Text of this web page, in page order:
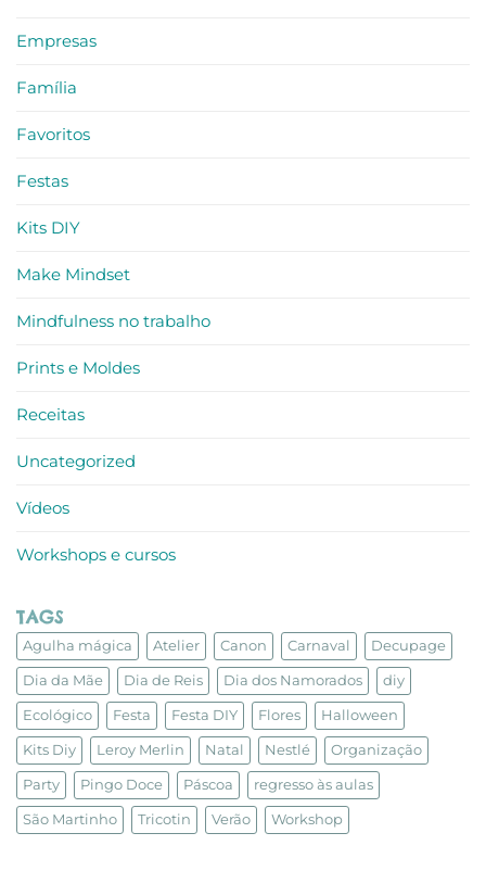
Empresas
Família
Favoritos
Festas
Kits DIY
Make Mindset
Mindfulness no trabalho
Prints e Moldes
Receitas
Uncategorized
Vídeos
Workshops e cursos
TAGS
Agulha mágica Atelier Canon Carnaval Decupage
Dia da Mãe Dia de Reis Dia dos Namorados diy
Ecológico Festa Festa DIY Flores Halloween
Kits Diy Leroy Merlin Natal Nestlé Organização
Party Pingo Doce Páscoa regresso às aulas
São Martinho Tricotin Verão Workshop